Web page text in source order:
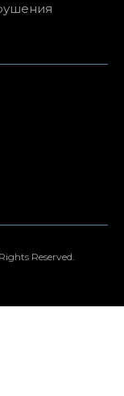
Reserved.